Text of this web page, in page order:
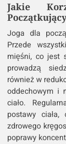
Jakie
Joga dla
Przede
mięśni, co jest
prowadzą
również w
oddechowym i
ciało.
postawy
zdrowego
poprawy